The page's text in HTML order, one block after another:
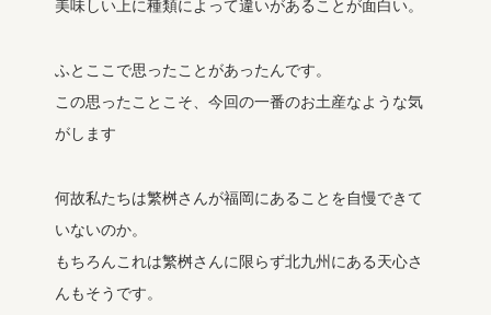
美味しい上に種類によって違いがあることが面白い。
ふとここで思ったことがあったんです。
この思ったことこそ、今回の一番のお土産なような気
がします
何故私たちは繁桝さんが福岡にあることを自慢できて
いないのか。
もちろんこれは繁桝さんに限らず北九州にある天心さ
んもそうです。